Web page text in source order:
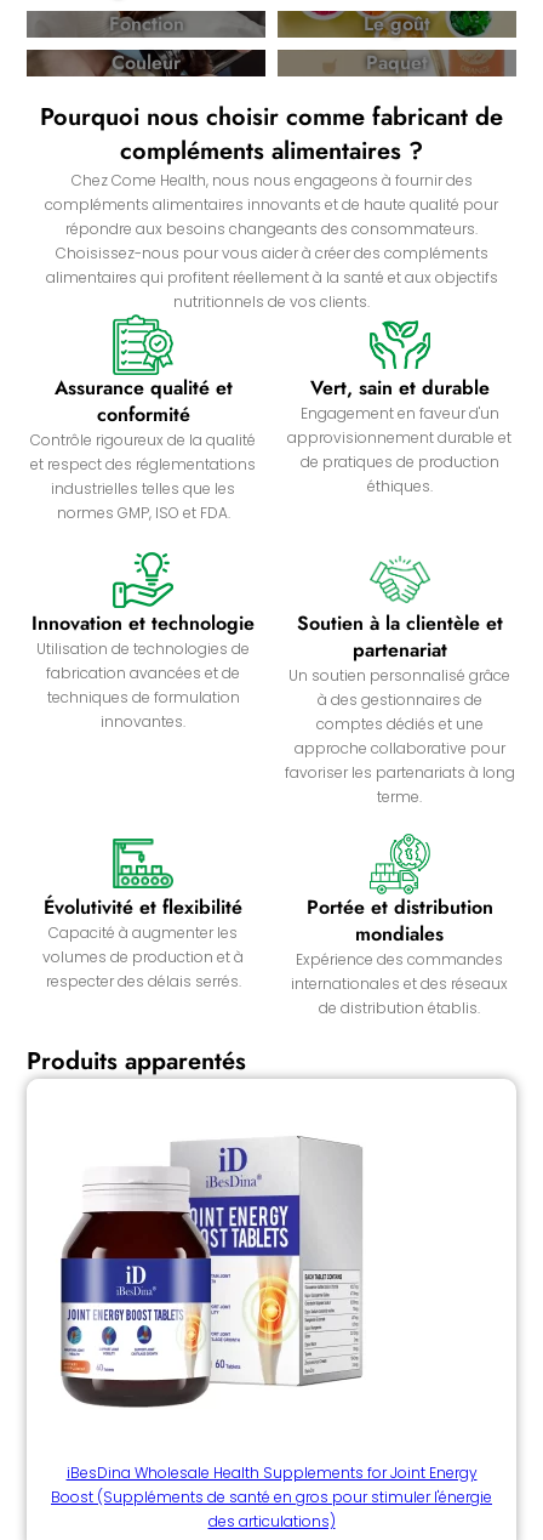
Fonction
Le goût
Couleur
Paquet
Pourquoi nous choisir comme fabricant de
compléments alimentaires ?
Chez Come Health, nous nous engageons à fournir des
compléments alimentaires innovants et de haute qualité pour
répondre aux besoins changeants des consommateurs.
Choisissez-nous pour vous aider à créer des compléments
alimentaires qui profitent réellement à la santé et aux objectifs
nutritionnels de vos clients.
Assurance qualité et
conformité
Contrôle rigoureux de la qualité
et respect des réglementations
industrielles telles que les
normes GMP, ISO et FDA.
Vert, sain et durable
Engagement en faveur d'un
approvisionnement durable et
de pratiques de production
éthiques.
Innovation et technologie
Utilisation de technologies de
fabrication avancées et de
techniques de formulation
innovantes.
Soutien à la clientèle et
partenariat
Un soutien personnalisé grâce
à des gestionnaires de
comptes dédiés et une
approche collaborative pour
favoriser les partenariats à long
terme.
Évolutivité et flexibilité
Capacité à augmenter les
volumes de production et à
respecter des délais serrés.
Portée et distribution
mondiales
Expérience des commandes
internationales et des réseaux
de distribution établis.
Produits apparentés
iBesDina Wholesale Health Supplements for Joint Energy
Boost (Suppléments de santé en gros pour stimuler l'énergie
des articulations)